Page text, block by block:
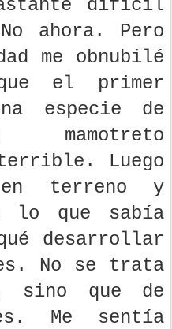
difícil
ahora. Pero
me obnubilé
el primer
especie de
Luego
terreno y
lo que sabía
desarrollar
No se trata
sino que de
Me sentía